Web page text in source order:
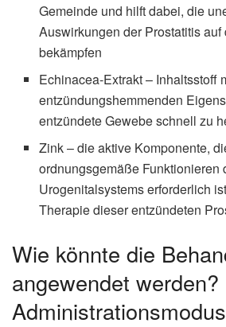
Gemeinde und hilft dabei, die
Auswirkungen der Prostatitis auf
bekämpfen
Echinacea-Extrakt – Inhaltsstoff
entzündungshemmenden
entzündete Gewebe schnell zu
Zink – die aktive Komponente,
ordnungsgemäße Funktionieren
Urogenitalsystems erforderlich
Therapie dieser entzündeten
Wie könnte die
angewendet
Administrationsmodus